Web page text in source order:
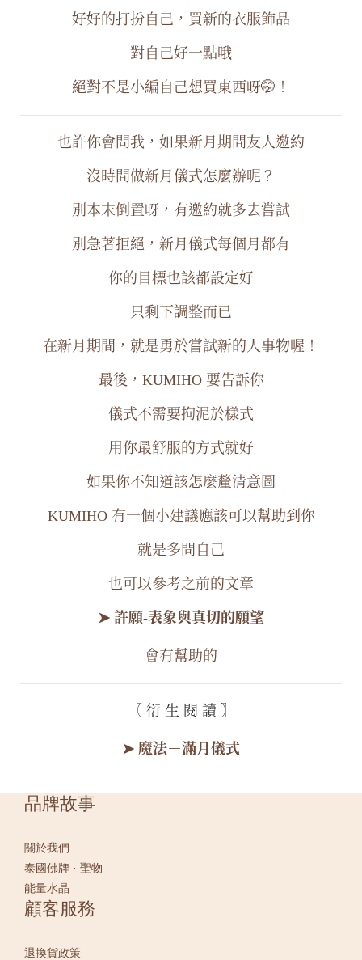
好好的打扮自己，買新的衣服飾品
對自己好一點哦
絕對不是小編自己想買東西呀🤭！
也許你會問我，如果新月期間友人邀約
沒時間做新月儀式怎麼辦呢？
別本末倒置呀，有邀約就多去嘗試
別急著拒絕，新月儀式每個月都有
你的目標也該都設定好
只剩下調整而已
在新月期間，就是勇於嘗試新的人事物喔！
最後，KUMIHO 要告訴你
儀式不需要拘泥於樣式
用你最舒服的方式就好
如果你不知道該怎麼釐清意圖
KUMIHO 有一個小建議應該可以幫助到你
就是多問自己
也可以參考之前的文章
➤ 許願-表象與真切的願望
會有幫助的
〖 衍 生 閱 讀 〗
➤ 魔法－滿月儀式
品牌故事
關於我們
泰國佛牌 · 聖物
能量水晶
顧客服務
退換貨政策